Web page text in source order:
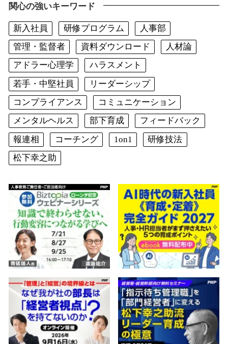
関心の強いキーワード
新入社員 研修プログラム
人事部
管理・監督者
資料ダウンロード
人材論
アドラー心理学
ハラスメント
若手・中堅社員
リーダーシップ
コンプライアンス
コミュニケーション
メンタルヘルス
部下育成
フィードバック
報連相
コーチング 1on1
研修技法
松下幸之助